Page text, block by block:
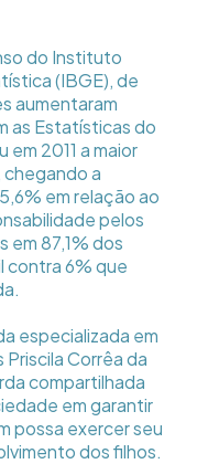
do Instituto
(IBGE), de
aumentaram
as Estatísticas do
em 2011 a maior
a
em relação ao
pelos
em 87,1% dos
contra 6% que
especializada em
Corrêa da
compartilhada
em garantir
possa exercer seu
dos filhos.